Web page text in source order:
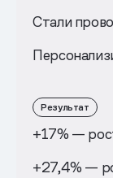
Стали
Результат
+17% —
+27,4% —